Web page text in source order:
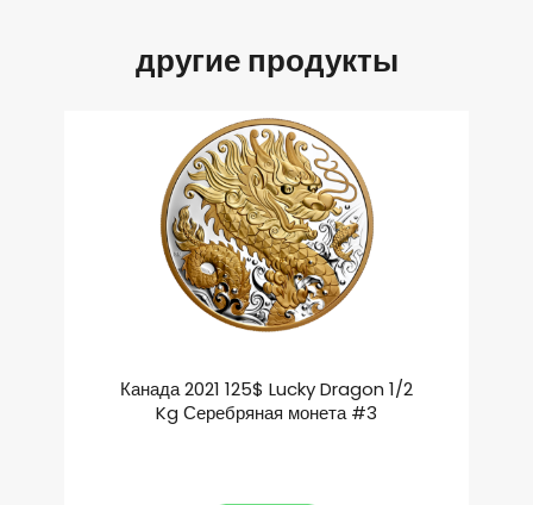
другие продукты
Канада 2021 125$ Lucky Dragon 1/2
Kg Серебряная монета #3